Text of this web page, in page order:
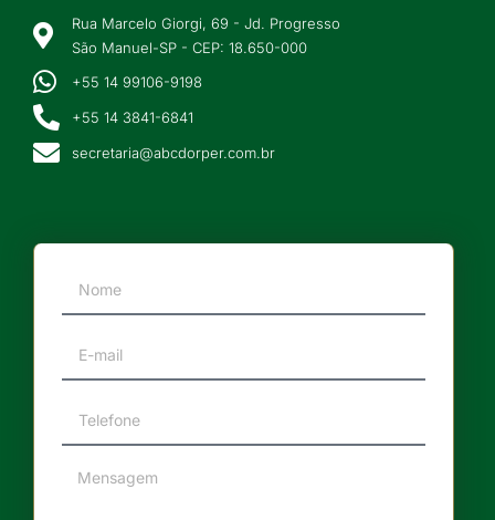
Rua Marcelo Giorgi, 69 - Jd. Progresso
São Manuel-SP - CEP: 18.650-000
+55 14 99106-9198
+55 14 3841-6841
secretaria@abcdorper.com.br